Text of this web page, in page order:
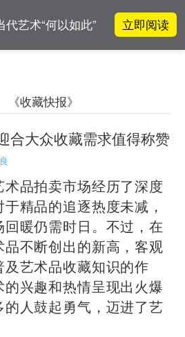
艺术“何以如此” 立即阅读
海转型：为何要成
业综合体？
中心十年 跨学
究新突破
《收藏快报》
合大众收藏需求值得称赞
品拍卖市场经历了深度
精品的追逐热度未减，
暖仍需时日。不过，在
不断创出的新高，客观
及艺术品收藏知识的作
兴趣和热情呈现出火爆
人鼓起勇气，迈进了艺